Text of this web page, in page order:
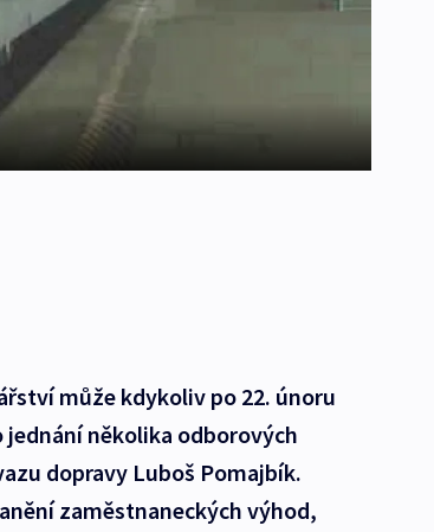
může kdykoliv po 22. únoru
několika odborových
dopravy Luboš Pomajbík.
zaměstnaneckých výhod,